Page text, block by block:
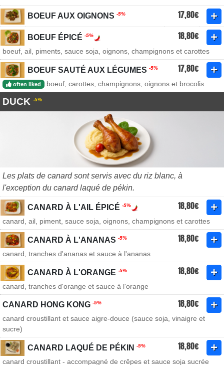
BOEUF AUX OIGNONS -5% 17,80€
BOEUF ÉPICÉ -5% 18,80€
boeuf, ail, piments, sauce soja, oignons, champignons et carottes
BOEUF SAUTÉ AUX LÉGUMES -5% 17,80€
often liked boeuf, carottes, champignons, oignons et brocolis
DUCK -5%
Les plats de canard sont servis avec du riz blanc, à
l'exception du canard laqué de pékin.
CANARD À L'AIL ÉPICÉ -5% 18,80€
canard, ail, piment, sauce soja, oignons, champignons et carottes
CANARD À L'ANANAS -5% 18,80€
canard, tranches d'ananas et sauce à l'ananas
CANARD À L'ORANGE -5% 18,80€
canard, tranches d'orange et sauce à l'orange
CANARD HONG KONG -5% 18,80€
canard croustillant et sauce aigre-douce (sauce soja, vinaigre et
sucre)
CANARD LAQUÉ DE PÉKIN -5% 18,80€
canard croustillant - accompagné de crêpes et sauce soja sucrée